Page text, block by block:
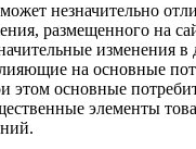
незначительно
размещенного на
изменения в
на основные
этом основные
элементы